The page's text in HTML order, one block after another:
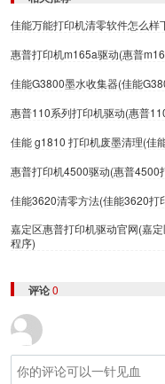
佳能万能打印机清零软件怎么样
惠普打印机m165a驱动(惠普
佳能G3800墨水收集器(佳能
惠普110系列打印机驱动(惠普
佳能 g1810 打印机废墨清理(佳
惠普打印机4500驱动(惠普4500
佳能3620清零方法(佳能3620打
嘉定区惠普打印机驱动官网(嘉
程序)
评论0